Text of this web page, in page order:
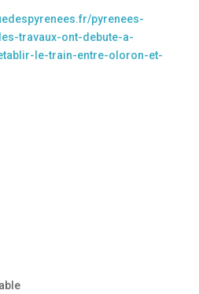
pyrenees-
travaux-ont-debute-a-
le-train-entre-oloron-et-